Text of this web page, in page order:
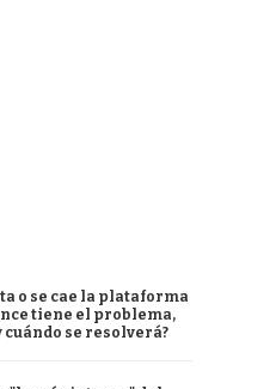
o se cae la plataforma
tiene el problema,
cuándo se resolverá?